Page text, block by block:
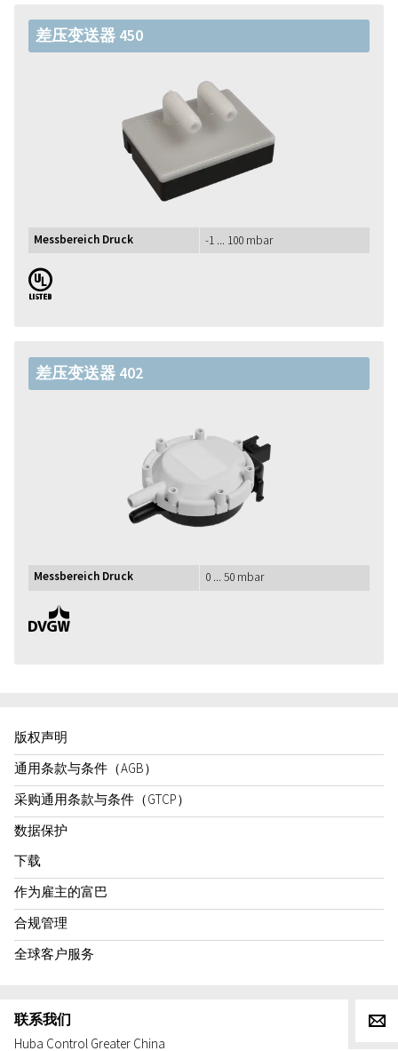
差压变送器 450
Messbereich Druck -1 ... 100 mbar
UL
差压变送器 402
Messbereich Druck 0 ... 50 mbar
DVGW
版权声明
通用条款与条件（AGB）
采购通用条款与条件（GTCP）
数据保护
下载
作为雇主的富巴
合规管理
全球客户服务
联系我们
Huba Control Greater China
g